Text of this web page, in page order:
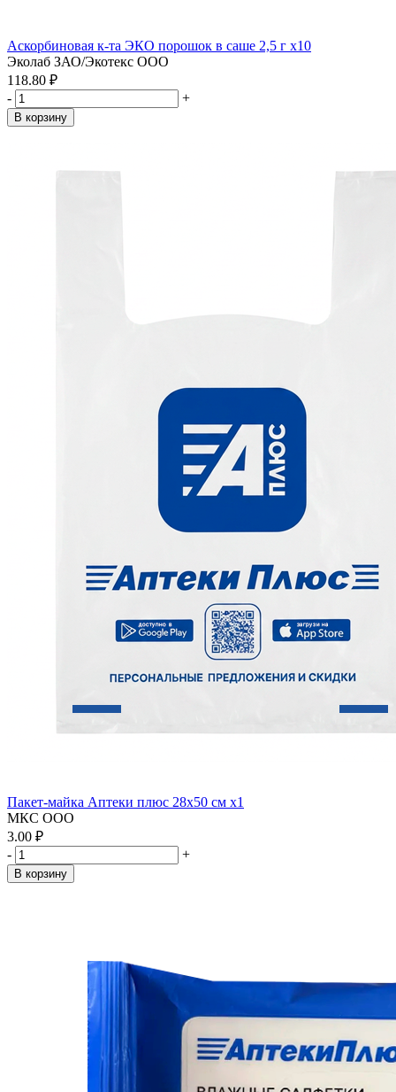
Аскорбиновая к-та ЭКО порошок в саше 2,5 г x10
Эколаб ЗАО/Экотекс ООО
118.80 ₽
-
+
В корзину
Пакет-майка Аптеки плюс 28х50 см x1
МКС ООО
3.00 ₽
-
+
В корзину